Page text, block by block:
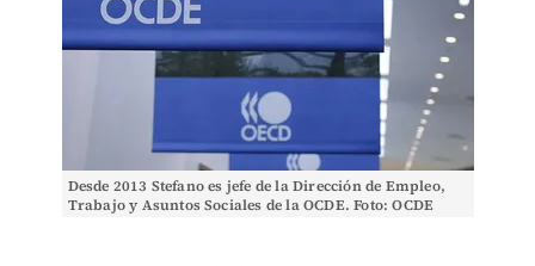
Desde 2013 Stefano es jefe de la Dirección de Empleo,
Trabajo y Asuntos Sociales de la OCDE. Foto: OCDE